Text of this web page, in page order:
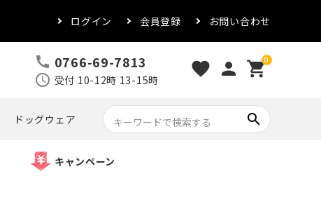
ログイン 会員登録 お問い合わせ
call 0766-69-7813
schedule 受付 10-12時 13-15時
favorite person 0
shopping_cart
ドッグウェア search
キャンペーン